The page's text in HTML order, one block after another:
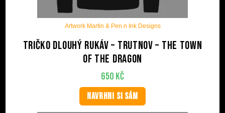
Artwork Martin & Pen n Ink Designs
Tričko dlouhý rukáv – Trutnov – The Town
Of The Dragon
650 Kč
NAVRHNI SI SÁM